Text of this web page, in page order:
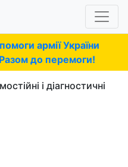
армії України
до перемоги!
і діагностичні